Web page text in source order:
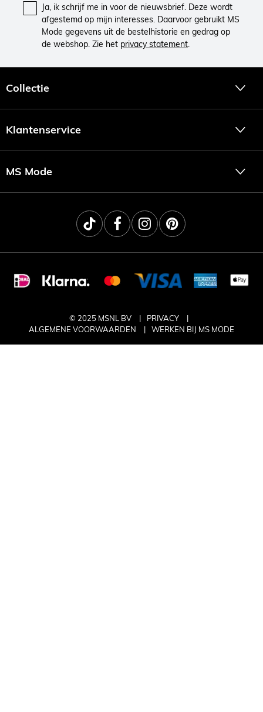
Ja, ik schrijf me in voor de nieuwsbrief. Deze wordt
afgestemd op mijn interesses. Daarvoor gebruikt MS
Mode gegevens uit de bestelhistorie en gedrag op
de webshop. Zie het privacy statement.
Collectie
Klantenservice
MS Mode
© 2025 MSNL BV
PRIVACY
ALGEMENE VOORWAARDEN
WERKEN BIJ MS MODE